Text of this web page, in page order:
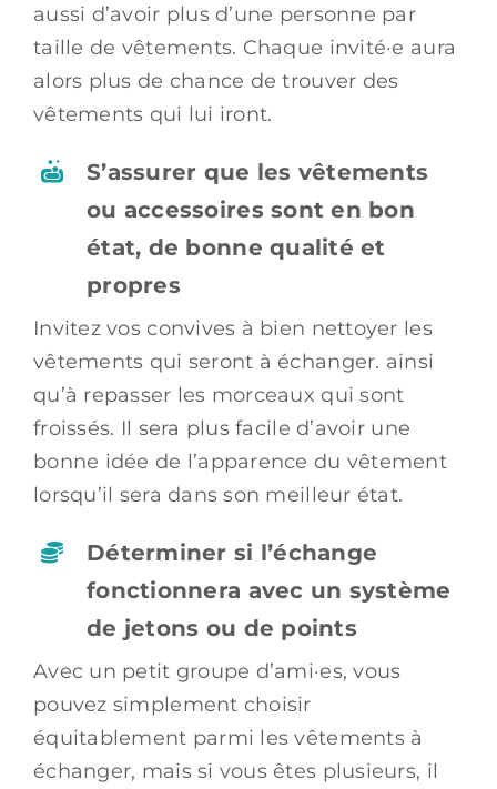
aussi d’avoir plus d’une personne par
taille de vêtements. Chaque invité·e aura
alors plus de chance de trouver des
vêtements qui lui iront.
S’assurer que les vêtements
ou accessoires sont en bon
état, de bonne qualité et
propres
Invitez vos convives à bien nettoyer les
vêtements qui seront à échanger. ainsi
qu’à repasser les morceaux qui sont
froissés. Il sera plus facile d’avoir une
bonne idée de l’apparence du vêtement
lorsqu’il sera dans son meilleur état.
Déterminer si l’échange
fonctionnera avec un système
de jetons ou de points
Avec un petit groupe d’ami·es, vous
pouvez simplement choisir
équitablement parmi les vêtements à
échanger, mais si vous êtes plusieurs, il